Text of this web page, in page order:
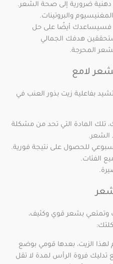
ضرورية إلى صحة الشعر.
والبروتينات.
فسيساعدك أيضًا على حل
هدفك الجمالي
المحرجة.
لامع
بفاعلية زيت بذور العنب في
تلك المادة التي تحد من مشكلة
الشعر.
للحصول على نتيجة فورية.
الفئات.
بشعر قوي وكثيف،
الزيت، بعدها قومي بوضع
تدليك فروة الرأس لمدة لا تقل